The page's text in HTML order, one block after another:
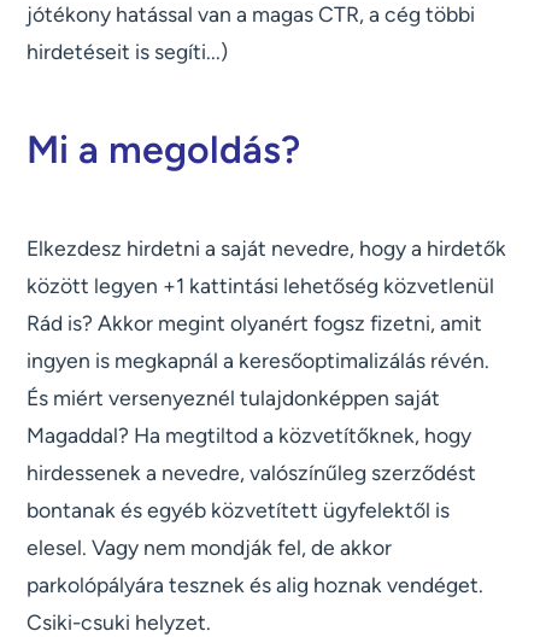
jótékony hatással van a magas CTR, a cég többi
hirdetéseit is segíti...)
Mi a megoldás?
Elkezdesz hirdetni a saját nevedre, hogy a hirdetők
között legyen +1 kattintási lehetőség közvetlenül
Rád is? Akkor megint olyanért fogsz fizetni, amit
ingyen is megkapnál a keresőoptimalizálás révén.
És miért versenyeznél tulajdonképpen saját
Magaddal? Ha megtiltod a közvetítőknek, hogy
hirdessenek a nevedre, valószínűleg szerződést
bontanak és egyéb közvetített ügyfelektől is
elesel. Vagy nem mondják fel, de akkor
parkolópályára tesznek és alig hoznak vendéget.
Csiki-csuki helyzet.